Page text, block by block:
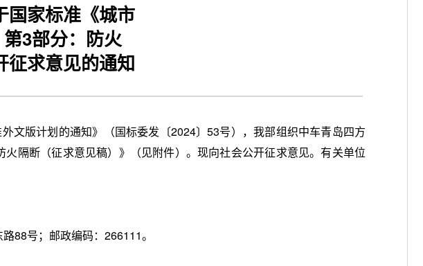
国家标准《城市
3部分：防火
征求意见的通知
文版计划的通知》（国标委发〔2024〕53号），我部组织中车青岛四方
隔断（征求意见稿）》（见附件）。现向社会公开征求意见。有关单位
号；邮政编码：266111。